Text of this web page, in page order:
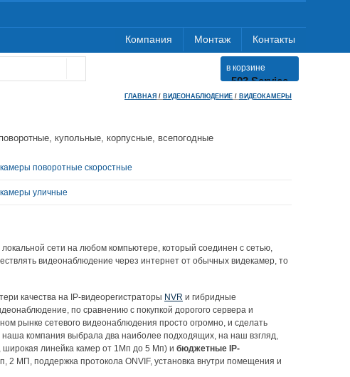
Контакты
Монтаж
Компания
в корзине
503 Service
Temporarily
ГЛАВНАЯ / ВИДЕОНАБЛЮДЕНИЕ / ВИДЕОКАМЕРЫ
купольные, корпусные, всепогодные
камеры поворотные скоростные
камеры уличные
сети на любом компьютере, который соединен с сетью,
видеонаблюдение через интернет от обычных видекамер, то
качества на IP-видеорегистраторы NVR и гибридные
по сравнению с покупкой дорогого сервера и
рынке сетевого видеонаблюдения просто огромно, и сделать
компания выбрала два наиболее подходящих, на наш взгляд,
широкая линейка камер от 1Мп до 5 Мп) и бюджетные IP-
2 МП, поддержка протокола ONVIF, установка внутри помещения и